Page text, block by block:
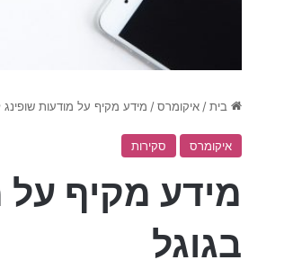
בית/ איקומרס/ מידע מקיף על מודעות
איקומרס סקירות
מידע מקיף על
בגוגל